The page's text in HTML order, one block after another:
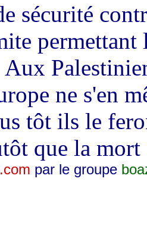
sécurité
Aux
ne s'en
tôt ils le
que la mort
par le groupe